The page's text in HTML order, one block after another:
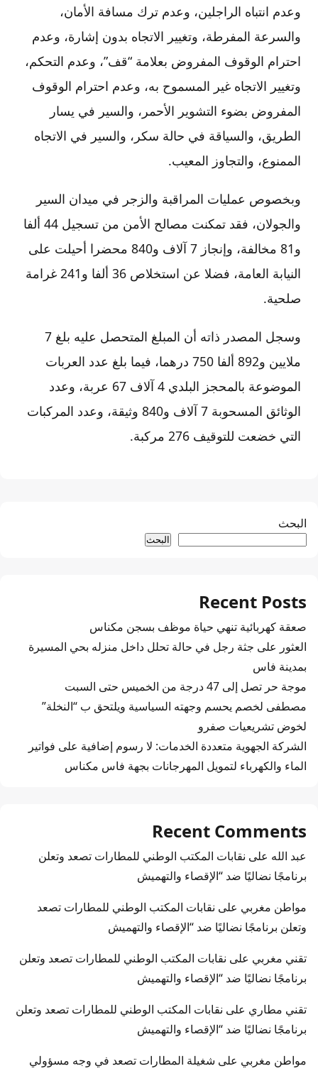
وعدم انتباه الراجلين، وعدم ترك مسافة الأمان،
والسرعة المفرطة، وتغيير الاتجاه بدون إشارة، وعدم
احترام الوقوف المفروض بعلامة “قف”، وعدم التحكم،
وتغيير الاتجاه غير المسموح به، وعدم احترام الوقوف
المفروض بضوء التشوير الأحمر، والسير في يسار
الطريق، والسياقة في حالة سكر، والسير في الاتجاه
الممنوع، والتجاوز المعيب.
وبخصوص عمليات المراقبة والزجر في ميدان السير
والجولان، فقد تمكنت مصالح الأمن من تسجيل 44 ألفا
و81 مخالفة، وإنجاز 7 آلاف و840 محضرا أحيلت على
النيابة العامة، فضلا عن استخلاص 36 ألفا و241 غرامة
صلحية.
وسجل المصدر ذاته أن المبلغ المتحصل عليه بلغ 7
ملايين و892 ألفا 750 درهما، فيما بلغ عدد العربات
الموضوعة بالمحجز البلدي 4 آلاف 67 عربة، وعدد
الوثائق المسحوبة 7 آلاف و840 وثيقة، وعدد المركبات
التي خضعت للتوقيف 276 مركبة.
البحث
البحث
Recent Posts
صعقة كهربائية تنهي حياة موظف بسجن مكناس
العثور على جثة رجل في حالة تحلل داخل منزله بحي المسيرة
بمدينة فاس
موجة حر تصل إلى 47 درجة من الخميس حتى السبت
مصطفى لخصم يحسم وجهته السياسية ويلتحق ب “النخلة”
لخوض تشريعيات صفرو
الشركة الجهوية متعددة الخدمات: لا رسوم إضافية على فواتير
الماء والكهرباء لتمويل المهرجانات بجهة فاس مكناس
Recent Comments
عبد الله على نقابات المكتب الوطني للمطارات تصعد وتعلن
برنامجًا نضاليًا ضد “الإقصاء والتهميش
مواطن مغربي على نقابات المكتب الوطني للمطارات تصعد
وتعلن برنامجًا نضاليًا ضد “الإقصاء والتهميش
تقني مغربي على نقابات المكتب الوطني للمطارات تصعد وتعلن
برنامجًا نضاليًا ضد “الإقصاء والتهميش
تقني مطاري على نقابات المكتب الوطني للمطارات تصعد وتعلن
برنامجًا نضاليًا ضد “الإقصاء والتهميش
مواطن مغربي على شغيلة المطارات تصعد في وجه مسؤولي